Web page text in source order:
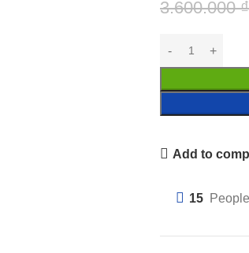
3.600.000₫
Add to
15